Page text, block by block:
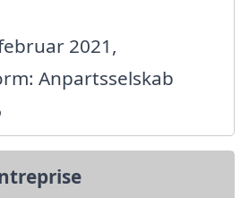
2021,
Anpartsselskab